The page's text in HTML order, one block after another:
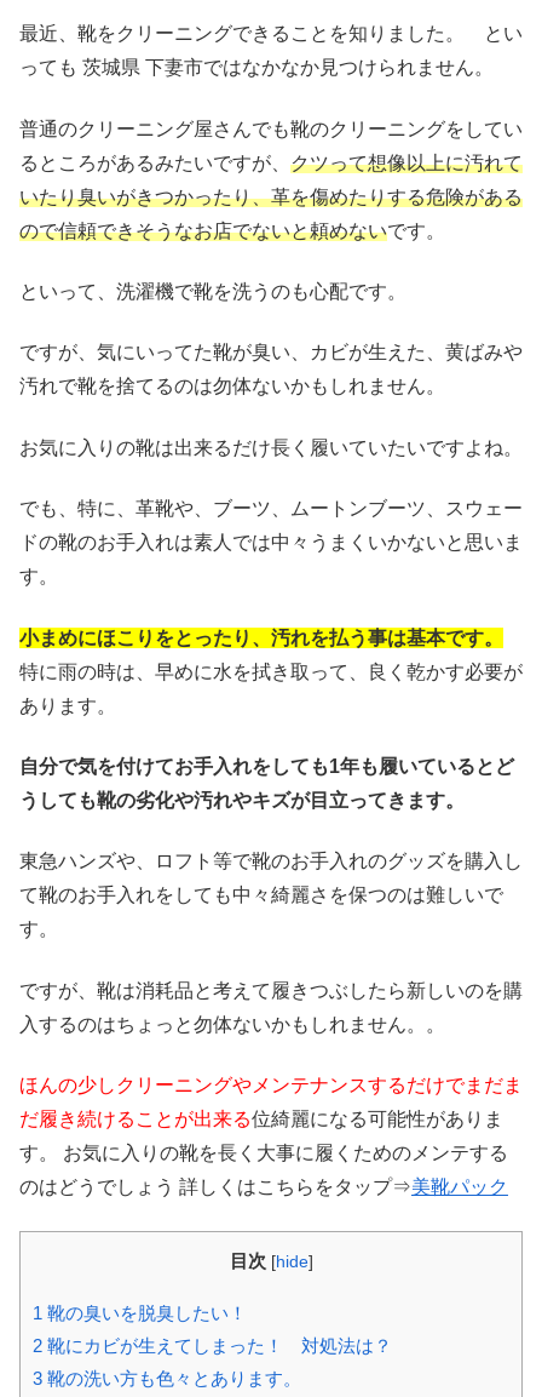
最近、靴をクリーニングできることを知りました。 とい
っても 茨城県 下妻市ではなかなか見つけられません。
普通のクリーニング屋さんでも靴のクリーニングをしてい
るところがあるみたいですが、 クツって想像以上に汚れて
いたり臭いがきつかったり、革を傷めたりする危険がある
ので信頼できそうなお店でないと頼めないです。
といって、洗濯機で靴を洗うのも心配です。
ですが、気にいってた靴が臭い、カビが生えた、黄ばみや
汚れで靴を捨てるのは勿体ないかもしれません。
お気に入りの靴は出来るだけ長く履いていたいですよね。
でも、特に、革靴や、ブーツ、ムートンブーツ、スウェー
ドの靴のお手入れは素人では中々うまくいかないと思いま
す。
小まめにほこりをとったり、汚れを払う事は基本です。
特に雨の時は、早めに水を拭き取って、良く乾かす必要が
あります。
自分で気を付けてお手入れをしても1年も履いているとど
うしても靴の劣化や汚れやキズが目立ってきます。
東急ハンズや、ロフト等で靴のお手入れのグッズを購入し
て靴のお手入れをしても中々綺麗さを保つのは難しいで
す。
ですが、靴は消耗品と考えて履きつぶしたら新しいのを購
入するのはちょっと勿体ないかもしれません。。
ほんの少しクリーニングやメンテナンスするだけでまだま
だ履き続けることが出来る位綺麗になる可能性がありま
す。 お気に入りの靴を長く大事に履くためのメンテする
のはどうでしょう 詳しくはこちらをタップ⇒美靴パック
目次 [hide]
1 靴の臭いを脱臭したい！
2 靴にカビが生えてしまった！ 対処法は？
3 靴の洗い方も色々とあります。